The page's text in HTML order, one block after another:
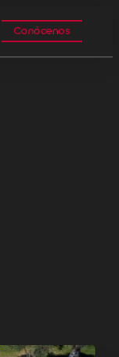
Conócenos